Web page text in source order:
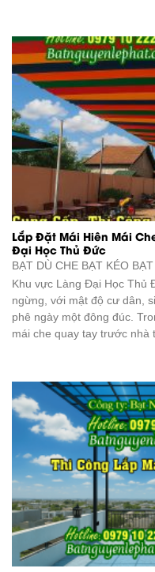
Lắp Đặt Mái Hiên Mái
Đại Học Thủ Đức
BẠT DÙ CHE BẠT KÉO
Khu vực Làng Đại Học Thủ
ngừng, với mật độ cư dân,
phê ngày một đông đúc.
mái che quay tay trước nhà